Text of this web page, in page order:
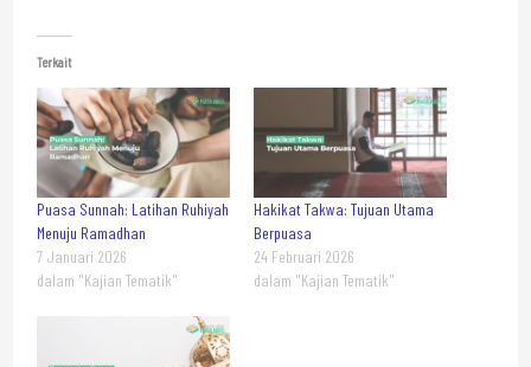
Terkait
Puasa Sunnah: Latihan Ruhiyah
Menuju Ramadhan
7 Januari 2026
dalam "Kajian Tematik"
Hakikat Takwa: Tujuan Utama
Berpuasa
24 Februari 2026
dalam "Kajian Tematik"